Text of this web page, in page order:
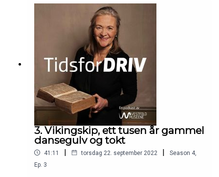
3. Vikingskip, ett tusen år gammel
dansegulv og tokt
41:11 | torsdag 22. september 2022 | Season 4,
Ep. 3